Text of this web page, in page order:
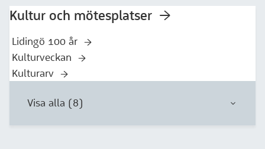
Kultur och mötesplatser
Lidingö 100 år
Kulturveckan
Kulturarv
Visa alla (8)